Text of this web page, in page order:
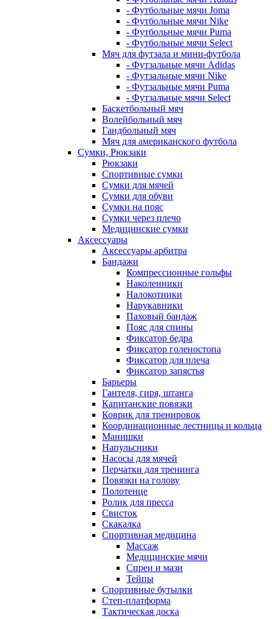
- Футбольные мячи Joma
- Футбольные мячи Nike
- Футбольные мячи Puma
- Футбольные мячи Select
Мяч для футзала и мини-футбола
- Футзальные мячи Adidas
- Футзальные мячи Nike
- Футзальные мячи Puma
- Футзальные мячи Select
Баскетбольный мяч
Волейбольный мяч
Гандбольный мяч
Мяч для американского футбола
Сумки, Рюкзаки
Рюкзаки
Спортивные сумки
Сумки для мячей
Сумки для обуви
Сумки на пояс
Сумки через плечо
Медицинские сумки
Аксессуары
Аксессуары арбитра
Бандажи
Компрессионные гольфы
Наколенники
Налокотники
Нарукавники
Паховый бандаж
Пояс для спины
Фиксатор бедра
Фиксатор голеностопа
Фиксатор для плеча
Фиксатор запястья
Барьеры
Гантеля, гиря, штанга
Капитанские повязки
Коврик для тренировок
Координационные лестницы и кольца
Манишки
Напульсники
Насосы для мячей
Перчатки для тренинга
Повязки на голову
Полотенце
Ролик для пресса
Свисток
Скакалка
Спортивная медицина
Массаж
Медицинские мячи
Спреи и мази
Тейпы
Спортивные бутылки
Степ-платформа
Тактическая доска